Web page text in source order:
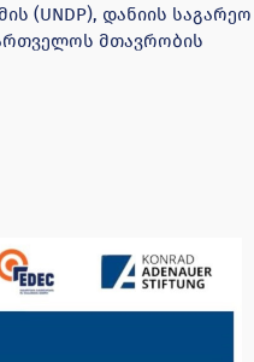
(UNDP), დანიის საგარეო
მთავრობის